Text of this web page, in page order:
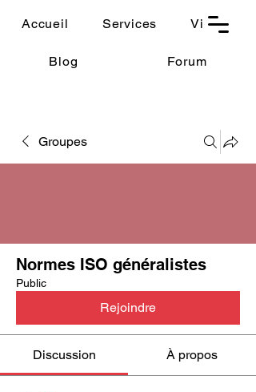
THAUMASIA
Accueil Services Vidéos
Blog Forum
Groupes
Normes ISO généralistes
Public
Rejoindre
Discussion À propos